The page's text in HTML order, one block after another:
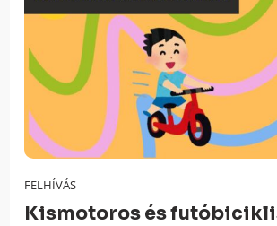
FELHÍVÁS
Kismotoros és